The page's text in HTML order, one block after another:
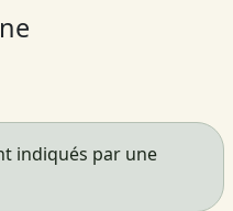
indiqués par une